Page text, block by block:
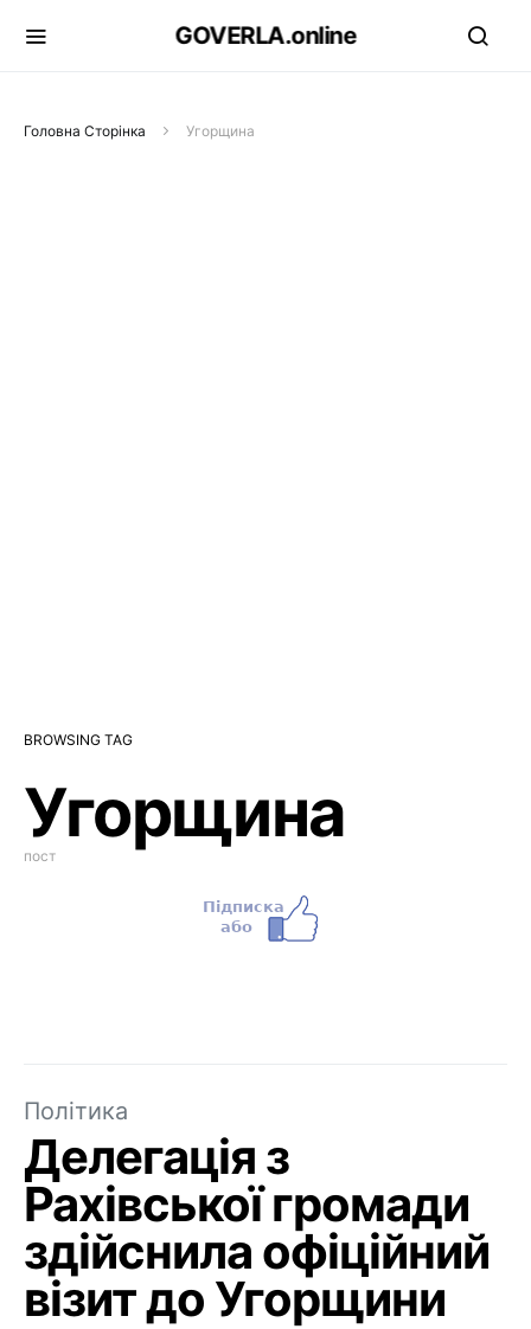
GOVERLA.online
Головна Сторінка Угорщина
BROWSING TAG
Угорщина
пост
Політика
Делегація з
Рахівської громади
здійснила офіційний
візит до Угорщини